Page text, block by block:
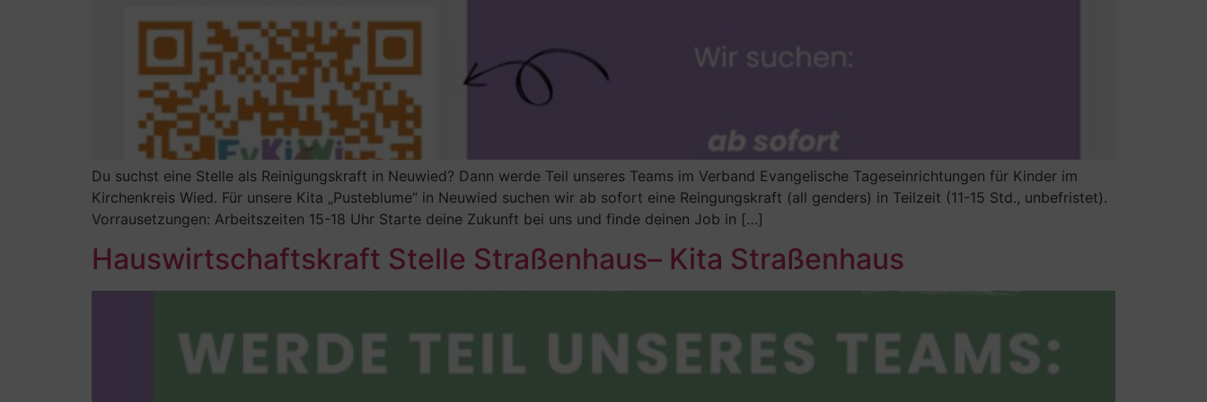
Du suchst eine Stelle als Reinigungskraft in Neuwied? Dann werde Teil unseres Teams im Verband Evangelische Tageseinrichtungen für Kinder im
Kirchenkreis Wied. Für unsere Kita „Pusteblume“ in Neuwied suchen wir ab sofort eine Reingungskraft (all genders) in Teilzeit (11-15 Std., unbefristet).
Vorrausetzungen: Arbeitszeiten 15-18 Uhr Starte deine Zukunft bei uns und finde deinen Job in […]
Hauswirtschaftskraft Stelle Straßenhaus– Kita Straßenhaus